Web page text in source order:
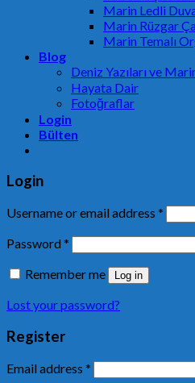
Marin Ledli
Marin Rüzgar
Marin Temalı
Blog
Deniz Yazıları ve
Hayata Dair
Fotoğraflar
Login
Bülten
Login
Username or email address *
Password*
Remember me
Log in
Lost your password?
Register
Email address *